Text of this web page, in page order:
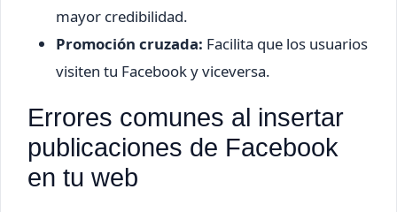
mayor credibilidad.
Promoción cruzada: Facilita que los usuarios
visiten tu Facebook y viceversa.
Errores comunes al insertar
publicaciones de Facebook
en tu web